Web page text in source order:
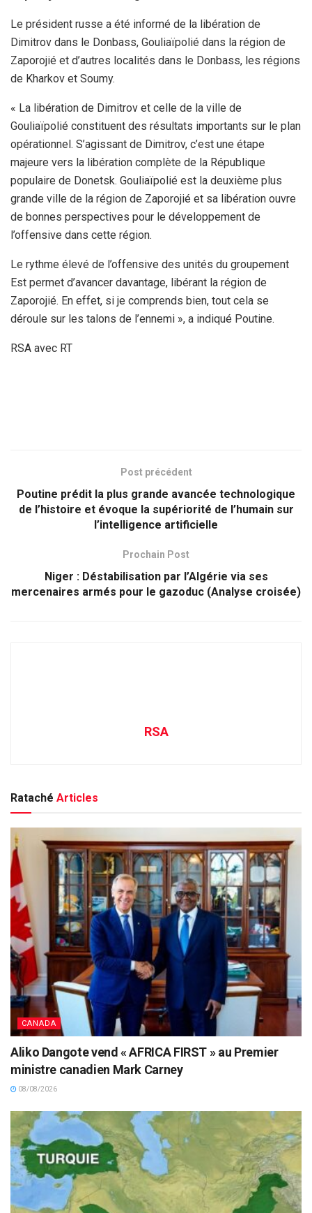
Le président russe a été informé de la libération de
Dimitrov dans le Donbass, Gouliaïpolié dans la région de
Zaporojié et d’autres localités dans le Donbass, les régions
de Kharkov et Soumy.
« La libération de Dimitrov et celle de la ville de
Gouliaïpolié constituent des résultats importants sur le plan
opérationnel. S’agissant de Dimitrov, c’est une étape
majeure vers la libération complète de la République
populaire de Donetsk. Gouliaïpolié est la deuxième plus
grande ville de la région de Zaporojié et sa libération ouvre
de bonnes perspectives pour le développement de
l’offensive dans cette région.
Le rythme élevé de l’offensive des unités du groupement
Est permet d’avancer davantage, libérant la région de
Zaporojié. En effet, si je comprends bien, tout cela se
déroule sur les talons de l’ennemi », a indiqué Poutine.
RSA avec RT
Post précédent
Poutine prédit la plus grande avancée technologique
de l’histoire et évoque la supériorité de l’humain sur
l’intelligence artificielle
Prochain Post
Niger : Déstabilisation par l’Algérie via ses
mercenaires armés pour le gazoduc (Analyse croisée)
RSA
Rataché Articles
CANADA
Aliko Dangote vend « AFRICA FIRST » au Premier
ministre canadien Mark Carney
08/08/2026